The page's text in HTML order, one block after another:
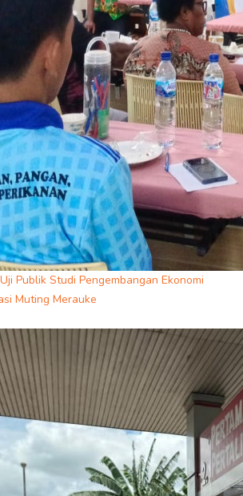
Publik Studi Pengembangan Ekonomi
Muting Merauke